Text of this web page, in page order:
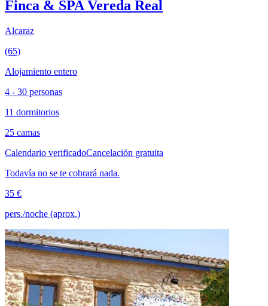
Finca & SPA Vereda Real
Alcaraz
(65)
Alojamiento entero
4 - 30 personas
11 dormitorios
25 camas
Calendario verificadoCancelación gratuita
Todavía no se te cobrará nada.
35 €
pers./noche (aprox.)